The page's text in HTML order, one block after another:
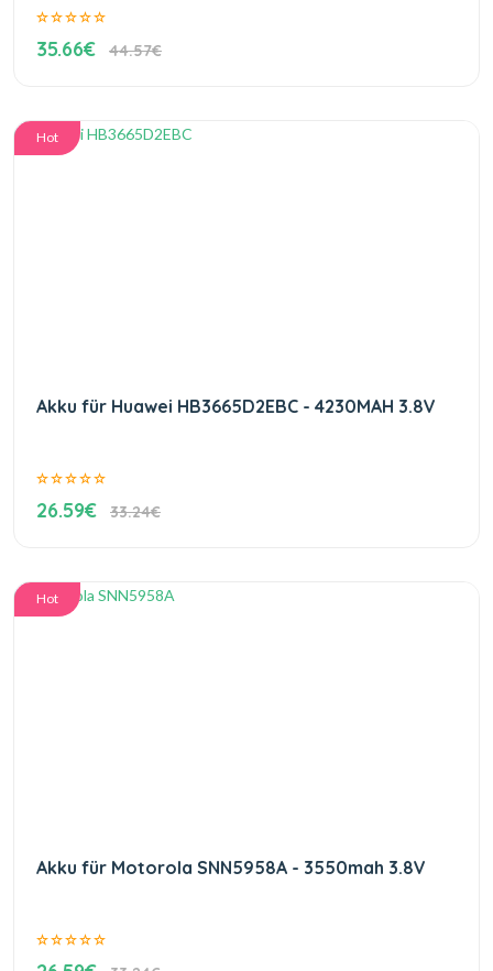
35.66€ 44.57€
Hot
Akku für Huawei HB3665D2EBC - 4230MAH 3.8V
26.59€ 33.24€
Hot
Akku für Motorola SNN5958A - 3550mah 3.8V